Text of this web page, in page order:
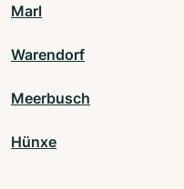
Marl
Warendorf
Meerbusch
Hünxe